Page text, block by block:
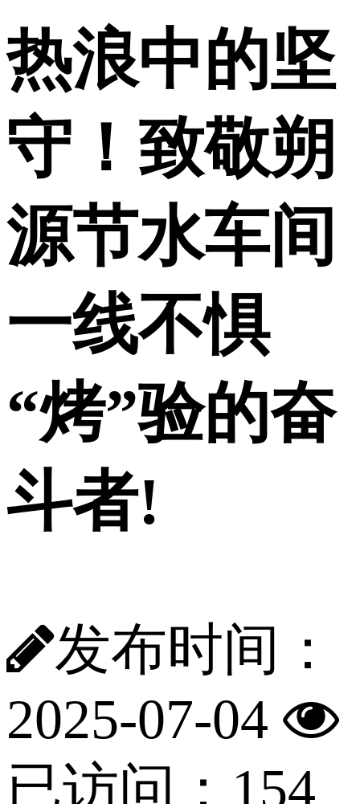
热浪中的坚
守！致敬朔
源节水车间
一线不惧
“烤”验的奋
斗者!
发布时间：
2025-07-04
已访问：154